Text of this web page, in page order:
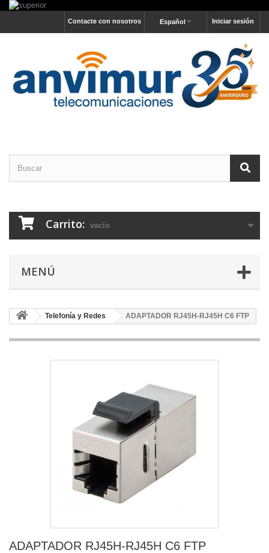
Iniciar sesión
Español
Contacte con nosotros
Carrito: vacío
MENÚ
Telefonía y Redes ADAPTADOR RJ45H-RJ45H C6 FTP
ADAPTADOR RJ45H-RJ45H C6 FTP